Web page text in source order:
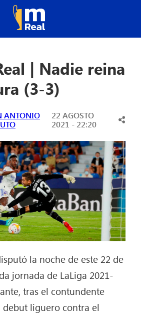
| Nadie reina
(3-3)
ANTONIO
22 AGOSTO
2021 - 22:20
la noche de este 22 de
jornada de LaLiga 2021-
tras el contundente
liguero contra el